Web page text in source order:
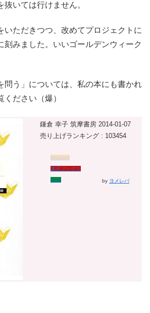
抜いては行けません。
いただきつつ、改めてプロジェクトに
刻みました。いいゴールデンウィーク
問う」については、私の本にも書かれ
ださい（爆）
鎌倉 幸子 筑摩書房 2014-01-07
売り上げランキング : 103454
Amazon
楽天ブックス
7net
by ヨメレバ